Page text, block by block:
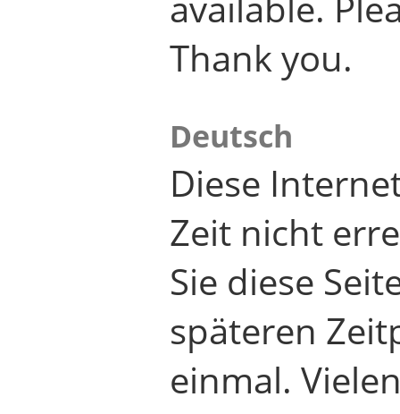
Thank you.
Deutsch
Diese
Zeit nicht
Sie diese
späteren
einmal.